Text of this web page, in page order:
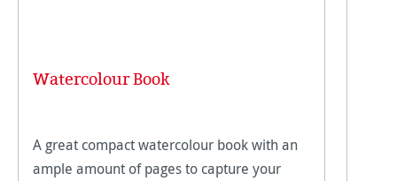
Watercolour Book
A great compact watercolour book with an
ample amount of pages to capture your